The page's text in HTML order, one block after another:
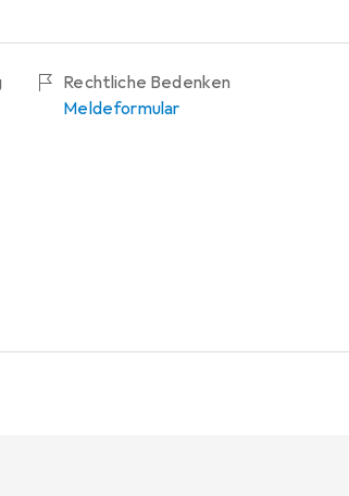
Rechtliche Bedenken
Meldeformular